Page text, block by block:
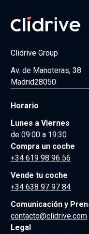
Clidrive Group
Av. de Manoteras, 38
Madrid28050
Horario
Lunes a Viernes
de 09:00 a 19:30
Compra un coche
+34 619 98 96 56
Vende tu coche
+34 638 97 97 84
Comunicación y
contacto@clidrive.com
Legal